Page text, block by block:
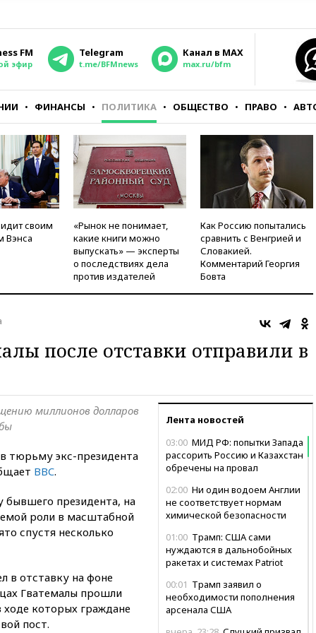
FM
эфир
Telegram
t.me/BFMnews
Канал в MAX
max.ru/bfm
ФИНАНСЫ ПОЛИТИКА ОБЩЕСТВО ПРАВО
своим
Вэнса
«Рынок не понимает,
какие книги можно
выпускать» — эксперты
о последствиях дела
против издателей
Как Россию попытались
сравнить с Венгрией и
Словакией.
Комментарий Георгия
Бовта
после отставки отправили в
Лента новостей
03:00 МИД РФ: попытки Запада
рассорить Россию и Казахстан
обречены на провал
02:00 Ни один водоем Англии
не соответствует нормам
химической безопасности
01:00 Трамп: США сами
нуждаются в дальнобойных
ракетах и системах Patriot
00:01 Трамп заявил о
необходимости пополнения
арсенала США
миллионов долларов
тюрьму экс-президента
BBC.
бывшего президента, на
роли в масштабной
спустя несколько
в отставку на фоне
Гватемалы прошли
которых граждане
пост.